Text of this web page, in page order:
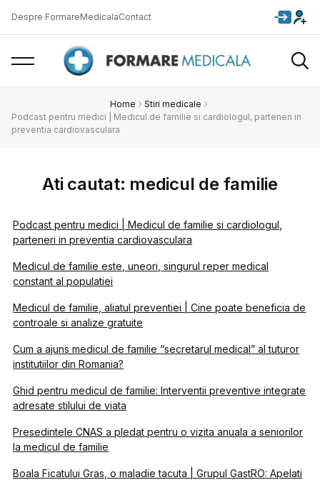
Despre FormareMedicalaContact
Home
Stiri medicale
Podcast pentru medici | Medicul de familie si cardiologul, parteneri in
preventia cardiovasculara
Ati cautat: medicul de familie
Podcast pentru medici | Medicul de familie si cardiologul,
parteneri in preventia cardiovasculara
Medicul de familie este, uneori, singurul reper medical
constant al populatiei
Medicul de familie, aliatul preventiei | Cine poate beneficia de
controale si analize gratuite
Cum a ajuns medicul de familie “secretarul medical” al tuturor
institutiilor din Romania?
Ghid pentru medicul de familie: Interventii preventive integrate
adresate stilului de viata
Presedintele CNAS a pledat pentru o vizita anuala a seniorilor
la medicul de familie
Boala Ficatului Gras, o maladie tacuta | Grupul GastRO: Apelati